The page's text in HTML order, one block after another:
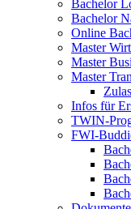
Bachelor
Bachelor
Online
Master
Master
Master
Infos für
TWIN-
FWI-